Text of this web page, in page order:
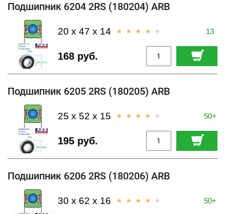
Подшипник 6204 2RS (180204) ARB
13
168 руб.
20 x 47 x 14
Подшипник 6205 2RS (180205) ARB
50+
195 руб.
25 x 52 x 15
Подшипник 6206 2RS (180206) ARB
50+
30 x 62 x 16